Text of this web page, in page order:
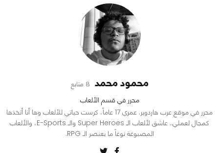
محمود محمد 8 متابع
محرر في قسم الألعاب
محرر في موقع عرب هاردوير. عمري 17 عاماً، كرست حياتي للألعاب وها أنا أتخذها
كمجال لعملي.. عاشق لألعاب الـ Super Heroes والـ E-Sports، والألعاب
المصبوغة نوعاً ما بعنصر الـ RPG.